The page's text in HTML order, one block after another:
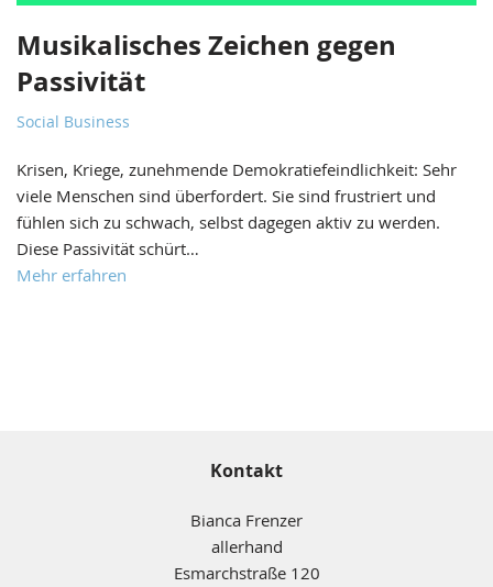
Musikalisches Zeichen gegen
Passivität
Social Business
Krisen, Kriege, zunehmende Demokratiefeindlichkeit: Sehr
viele Menschen sind überfordert. Sie sind frustriert und
fühlen sich zu schwach, selbst dagegen aktiv zu werden.
Diese Passivität schürt…
Mehr erfahren
Kontakt
Bianca Frenzer
allerhand
Esmarchstraße 120